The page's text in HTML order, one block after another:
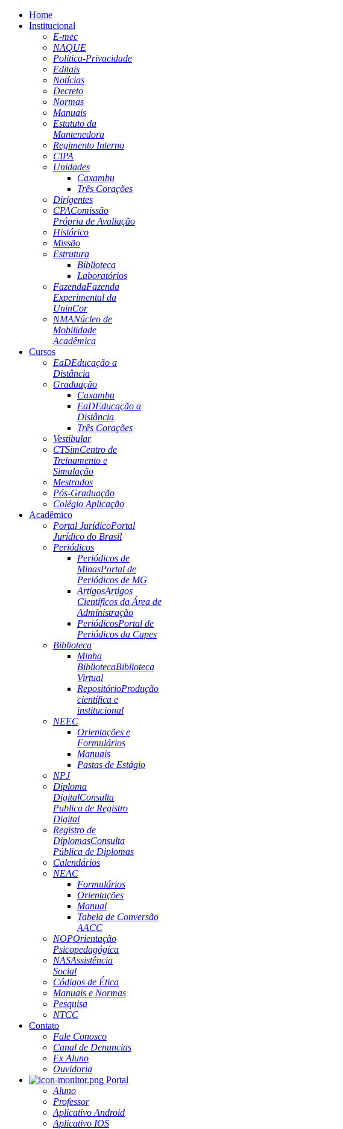
Home
Institucional
E-mec
NAQUE
Politica-Privacidade
Editais
Notícias
Decreto
Normas
Manuais
Estatuto da
Mantenedora
Regimento Interno
CIPA
Unidades
Caxambu
Três Corações
Dirigentes
CPAComissão
Própria de Avaliação
Histórico
Missão
Estrutura
Biblioteca
Laboratórios
FazendaFazenda
Experimental da
UninCor
NMANúcleo de
Mobilidade
Acadêmica
Cursos
EaDEducação a
Distância
Graduação
Caxambu
EaDEducação a
Distância
Três Corações
Vestibular
CTSimCentro de
Treinamento e
Simulação
Mestrados
Pós-Graduação
Colégio Aplicação
Acadêmico
Portal JurídicoPortal
Jurídico do Brasil
Periódicos
Periódicos de
MinasPortal de
Periódicos de MG
ArtigosArtigos
Científicos da Área de
Administração
PeriódicosPortal de
Periódicos da Capes
Biblioteca
Minha
BibliotecaBiblioteca
Virtual
RepositórioProdução
científica e
institucional
NEEC
Orientações e
Formulários
Manuais
Pastas de Estágio
NPJ
Diploma
DigitalConsulta
Publica de Registro
Digital
Registro de
DiplomasConsulta
Pública de Diplomas
Calendários
NEAC
Formulários
Orientações
Manual
Tabela de Conversão
AACC
NOPOrientação
Psicopedagógica
NASAssistência
Social
Códigos de Ética
Manuais e Normas
Pesquisa
NTCC
Contato
Fale Conosco
Canal de Denuncias
Ex Aluno
Ouvidoria
Portal
Aluno
Professor
Aplicativo Android
Aplicativo IOS